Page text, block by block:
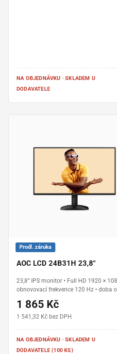
NA OBJEDNÁVKU · SKLADEM U
DODAVATELE
Prodl. záruka
AOC LCD 24B31H 23,8"
23,8” IPS monitor • Full HD 1920 ×
obnovovací frekvence 120 Hz • doba
1 ms MPRT / 4 ms GtG • Adaptive Sync
300 cd/m² • bezrámečkové provedení •
HDMI a VGA • technologie Flicker Free a
1 865 Kč
1 541,32 Kč bez DPH
NA OBJEDNÁVKU · SKLADEM U
DODAVATELE (100 KS)